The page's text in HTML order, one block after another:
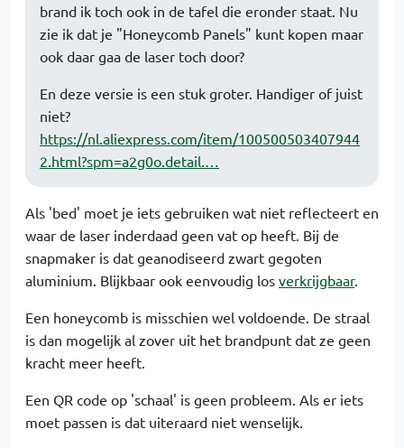
brand ik toch ook in de tafel die eronder staat. Nu
zie ik dat je "Honeycomb Panels" kunt kopen maar
ook daar gaa de laser toch door?
En deze versie is een stuk groter. Handiger of juist
niet?
https://nl.aliexpress.com/item/100500503407944
2.html?spm=a2g0o.detail.…
Als 'bed' moet je iets gebruiken wat niet reflecteert en
waar de laser inderdaad geen vat op heeft. Bij de
snapmaker is dat geanodiseerd zwart gegoten
aluminium. Blijkbaar ook eenvoudig los verkrijgbaar.
Een honeycomb is misschien wel voldoende. De straal
is dan mogelijk al zover uit het brandpunt dat ze geen
kracht meer heeft.
Een QR code op 'schaal' is geen probleem. Als er iets
moet passen is dat uiteraard niet wenselijk.